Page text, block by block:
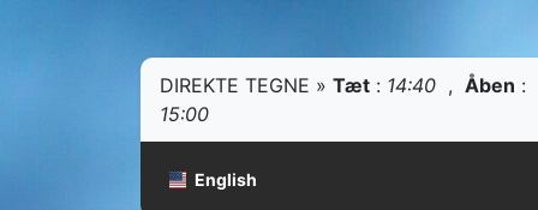
DIREKTE TEGNE » Tæt : 14:40 , Åben :
15:00
English